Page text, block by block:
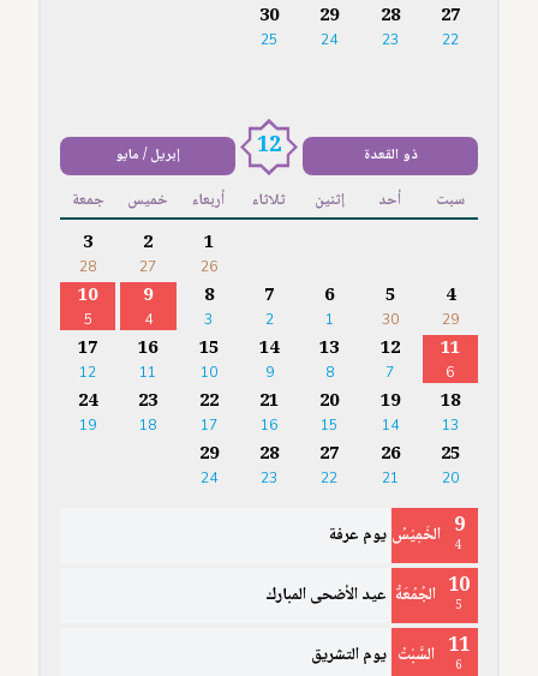
27
22
28
23
29
24
30
25
ذو القعدة 12 إبريل / مايو
سبت أحد إثنين ثلاثاء أربعاء خميس جمعة
1
26
2
27
3
28
4
29
5
30
6
1
7
2
8
3
9
4
10
5
11
6
12
7
13
8
14
9
15
10
16
11
17
12
18
13
19
14
20
15
21
16
22
17
23
18
24
19
25
20
26
21
27
22
28
23
29
24
9
4 الخَمِيْسُ يوم عرفة
10
5 الجُمُعَةُ عيد الأضحى المبارك
11
6 السَّبْتُ يوم التشريق